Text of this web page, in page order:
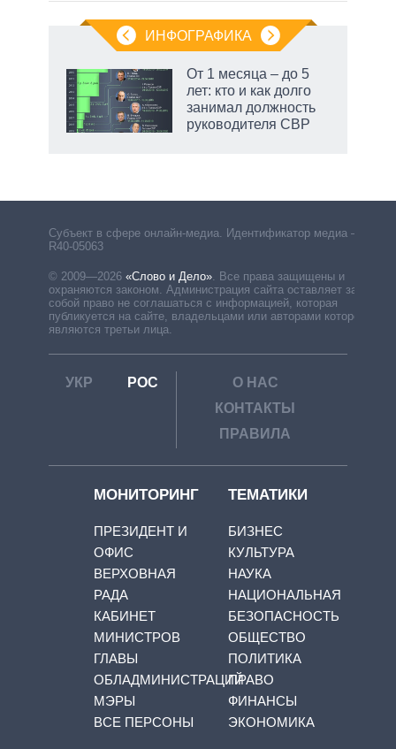
ИНФОГРАФИКА
От 1 месяца – до 5
лет: кто и как долго
занимал должность
руководителя СВР
Субъект в сфере онлайн-медиа. Идентификатор медиа –
R40-05063
© 2009—2026 «Слово и Дело». Все права защищены и
охраняются законом. Администрация сайта оставляет за
собой право не соглашаться с информацией, которая
публикуется на сайте, владельцами или авторами которой
являются третьи лица.
УКР РОС
О НАС
КОНТАКТЫ
ПРАВИЛА
МОНИТОРИНГ
ПРЕЗИДЕНТ И
ОФИС
ВЕРХОВНАЯ
РАДА
КАБИНЕТ
МИНИСТРОВ
ГЛАВЫ
ОБЛАДМИНИСТРАЦИЙ
МЭРЫ
ВСЕ ПЕРСОНЫ
ТЕМАТИКИ
БИЗНЕС
КУЛЬТУРА
НАУКА
НАЦИОНАЛЬНАЯ
БЕЗОПАСНОСТЬ
ОБЩЕСТВО
ПОЛИТИКА
ПРАВО
ФИНАНСЫ
ЭКОНОМИКА